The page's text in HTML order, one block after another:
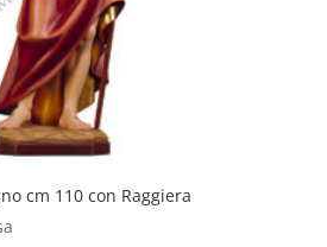
cm 110 con Raggiera